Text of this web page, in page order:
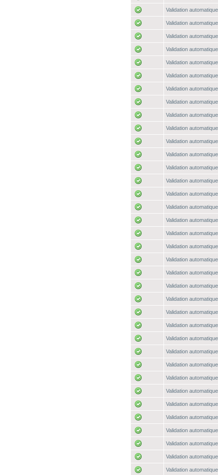
Validation
Validation
Validation
Validation
Validation
Validation
Validation
Validation
Validation
Validation
Validation
Validation
Validation
Validation
Validation
Validation
Validation
Validation
Validation
Validation
Validation
Validation
Validation
Validation
Validation
Validation
Validation
Validation
Validation
Validation
Validation
Validation
Validation
Validation
Validation
Validation